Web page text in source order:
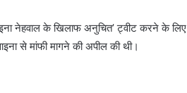
नेहवाल के खिलाफ अनुचित’ ट्वीट करने के लिए
से मांफी मागने की अपील की थी।